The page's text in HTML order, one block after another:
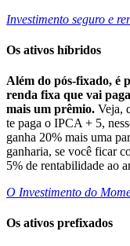
Investimento seguro e
Os ativos híbridos
Além do pós-fixado, é
renda fixa que vai
mais um prêmio. Veja,
te paga o IPCA + 5,
ganha 20% mais uma
ganharia, se você ficar
5% de rentabilidade ao
O Investimento do
Os ativos prefixados